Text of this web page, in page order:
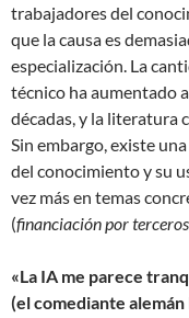
trabajadores del
que la causa es
especialización. La
técnico ha aumentado
décadas, y la literatura
Sin embargo, existe
del conocimiento y su
vez más en temas
(financiación por
«La IA me parece
(el comediante